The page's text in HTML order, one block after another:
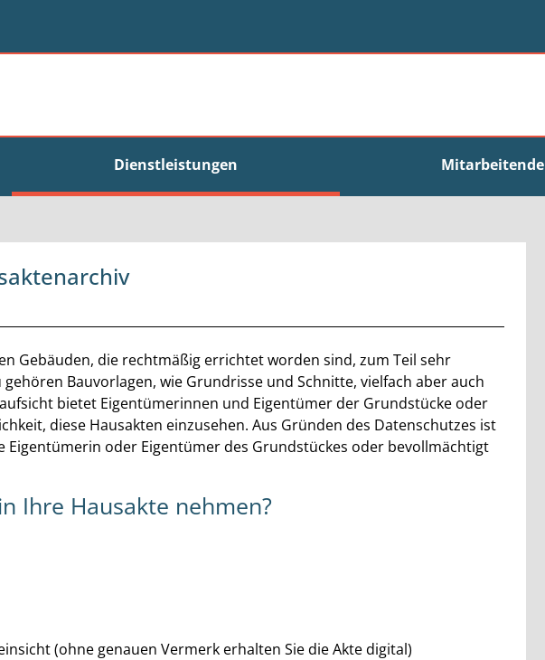
Dienstleistungen Mitarbeitende
Gebäuden, die rechtmäßig errichtet worden sind, zum Teil sehr
Bauvorlagen, wie Grundrisse und Schnitte, vielfach aber auch
bietet Eigentümerinnen und Eigentümer der Grundstücke oder
diese Hausakten einzusehen. Aus Gründen des Datenschutzes ist
Eigentümerin oder Eigentümer des Grundstückes oder bevollmächtigt
Ihre Hausakte nehmen?
(ohne genauen Vermerk erhalten Sie die Akte digital)